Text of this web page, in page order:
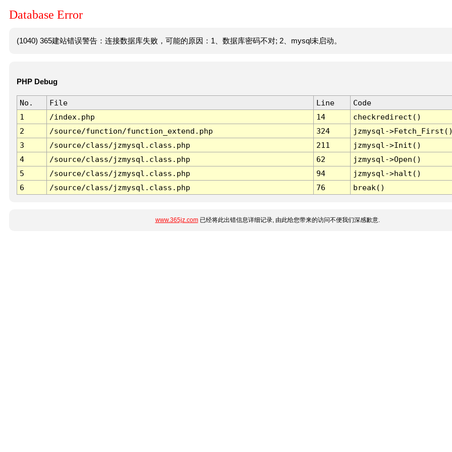
Database Error
(1040) 365建站错误警告：连接数据库失败，可能的原因：1、数据库密码不对; 2、mysql未启动。
PHP Debug
No. File Line
Code
1
/index.php 14
checkredirect()
2
/source/function/function_extend.php 324
jzmysql-
3
/source/class/jzmysql.class.php 211
jzmysql->Init()
4
/source/class/jzmysql.class.php 62
jzmysql->Open()
5
/source/class/jzmysql.class.php 94
jzmysql->halt()
6
/source/class/jzmysql.class.php 76 break()
www.365jz.com已经将此出错信息详细记录, 由此给您带来的访问不便我们深感歉意.